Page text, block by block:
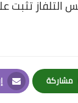
تثبت
مشاركة
Whatsapp